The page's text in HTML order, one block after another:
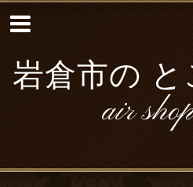
岩倉市の
air